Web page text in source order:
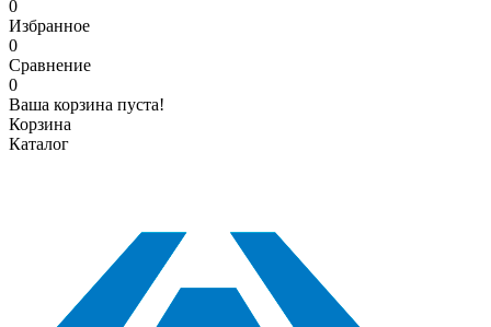
0
Избранное
0
Сравнение
0
Ваша корзина пуста!
Корзина
Каталог